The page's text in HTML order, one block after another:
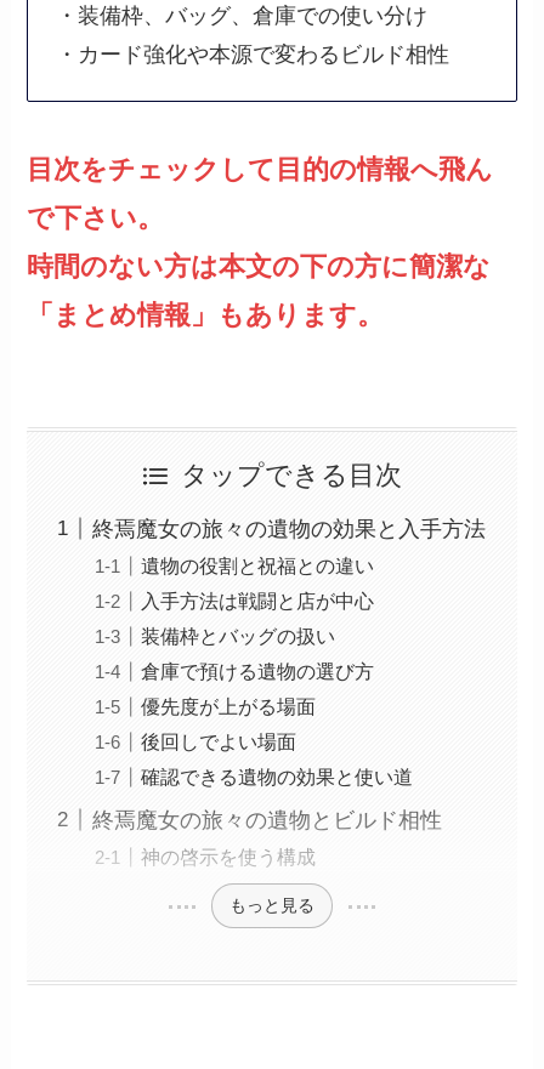
・装備枠、バッグ、倉庫での使い分け
・カード強化や本源で変わるビルド相性
目次をチェックして目的の情報へ飛ん
で下さい。
時間のない方は本文の下の方に簡潔な
「まとめ情報」もあります。
タップできる目次
終焉魔女の旅々の遺物の効果と入手方法
遺物の役割と祝福との違い
入手方法は戦闘と店が中心
装備枠とバッグの扱い
倉庫で預ける遺物の選び方
優先度が上がる場面
後回しでよい場面
確認できる遺物の効果と使い道
終焉魔女の旅々の遺物とビルド相性
神の啓示を使う構成
もっと見る